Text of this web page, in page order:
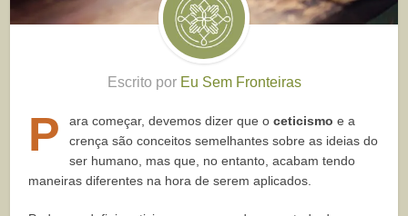
Escrito por Eu Sem Fronteiras
P ara começar, devemos dizer que oceticismo e a
crença são conceitos semelhantes sobre as ideias do
ser humano, mas que, no entanto, acabam tendo
maneiras diferentes na hora de serem aplicados.